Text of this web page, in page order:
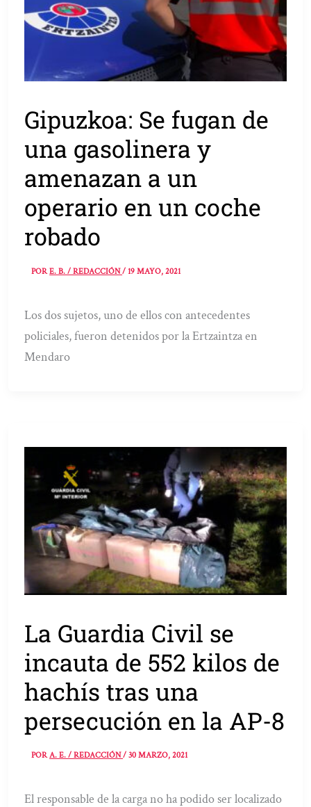
Gipuzkoa: Se fugan de
una gasolinera y
amenazan a un
operario en un coche
robado
PORE. B. / REDACCIÓN/19 MAYO, 2021
Los dos sujetos, uno de ellos con antecedentes
policiales, fueron detenidos por la Ertzaintza en
Mendaro
La Guardia Civil se
incauta de 552 kilos de
hachís tras una
persecución en la AP-8
PORA. E. / REDACCIÓN/30 MARZO, 2021
El responsable de la carga no ha podido ser localizado